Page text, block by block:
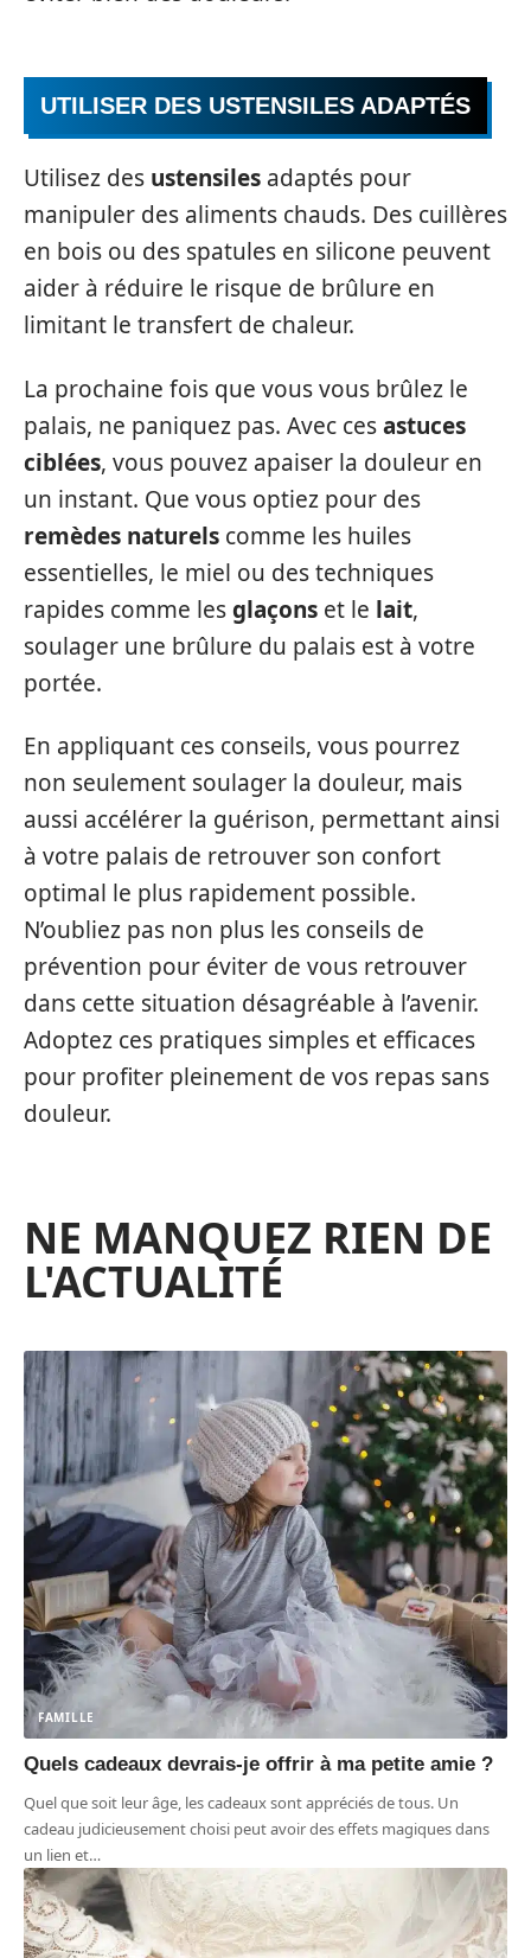
UTILISER DES USTENSILES ADAPTÉS
Utilisez des ustensiles adaptés pour
manipuler des aliments chauds. Des cuillères
en bois ou des spatules en silicone peuvent
aider à réduire le risque de brûlure en
limitant le transfert de chaleur.
La prochaine fois que vous vous brûlez le
palais, ne paniquez pas. Avec cesastuces
ciblées, vous pouvez apaiser la douleur en
un instant. Que vous optiez pour des
remèdes naturels comme les huiles
essentielles, le miel ou des techniques
rapides comme lesglaçons et le lait,
soulager une brûlure du palais est à votre
portée.
En appliquant ces conseils, vous pourrez
non seulement soulager la douleur, mais
aussi accélérer la guérison, permettant ainsi
à votre palais de retrouver son confort
optimal le plus rapidement possible.
N’oubliez pas non plus les conseils de
prévention pour éviter de vous retrouver
dans cette situation désagréable à l’avenir.
Adoptez ces pratiques simples et efficaces
pour profiter pleinement de vos repas sans
douleur.
NE MANQUEZ RIEN DE
L'ACTUALITÉ
FAMILLE
Quels cadeaux devrais-je offrir à ma petite amie ?
Quel que soit leur âge, les cadeaux sont appréciés de tous. Un
cadeau judicieusement choisi peut avoir des effets magiques dans
un lien et…